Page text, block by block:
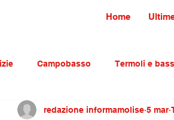
Home
Campobasso Termoli e
e lavoro Molise cultura
redazione informamolise 5 mar